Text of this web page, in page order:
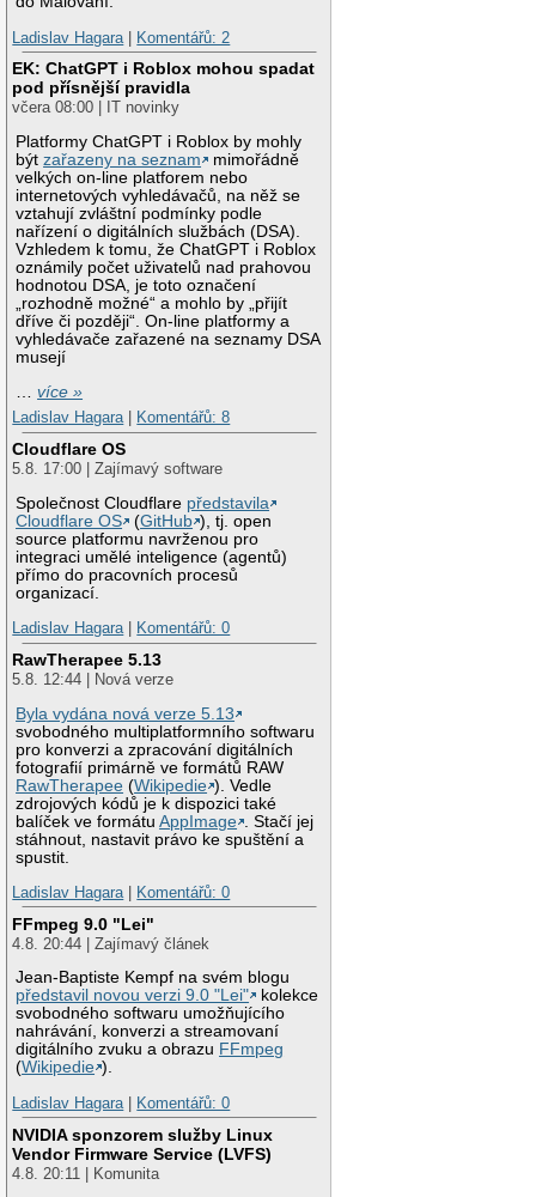
Ladislav Hagara
Komentářů: 2
EK: ChatGPT i Roblox mohou spadat
pod přísnější pravidla
včera 08:00 | IT novinky
Platformy ChatGPT i Roblox by mohly
býtzařazeny na seznam
mimořádně
velkých on-line platforem nebo
internetových vyhledávačů, na něž se
vztahují zvláštní podmínky podle
nařízení o digitálních službách (DSA).
Vzhledem k tomu, že ChatGPT i Roblox
oznámily počet uživatelů nad prahovou
hodnotou DSA, je toto označení
„rozhodně možné“ a mohlo by „přijít
dříve či později“. On-line platformy a
vyhledávače zařazené na seznamy DSA
musejí
…více »
Ladislav Hagara| Komentářů: 8
Cloudflare OS
5.8. 17:00 | Zajímavý software
Společnost Cloudflare představila
Cloudflare OS
(GitHub ), tj. open
source platformu navrženou pro
integraci umělé inteligence (agentů)
přímo do pracovních procesů
organizací.
Ladislav Hagara| Komentářů: 0
RawTherapee 5.13
5.8. 12:44 | Nová verze
Byla vydána nová verze 5.13
svobodného multiplatformního softwaru
pro konverzi a zpracování digitálních
fotografií primárně ve formátů RAW
RawTherapee (Wikipedie ). Vedle
zdrojových kódů je k dispozici také
balíček ve formátuAppImage
. Stačí jej
stáhnout, nastavit právo ke spuštění a
spustit.
Ladislav Hagara| Komentářů: 0
FFmpeg 9.0 "Lei"
4.8. 20:44 | Zajímavý článek
Jean-Baptiste Kempf na svém blogu
představil novou verzi 9.0 "Lei"
kolekce
svobodného softwaru umožňujícího
nahrávání, konverzi a streamovaní
digitálního zvuku a obrazu FFmpeg
(Wikipedie ).
Ladislav Hagara| Komentářů: 0
NVIDIA sponzorem služby Linux
Vendor Firmware Service (LVFS)
4.8. 20:11 | Komunita